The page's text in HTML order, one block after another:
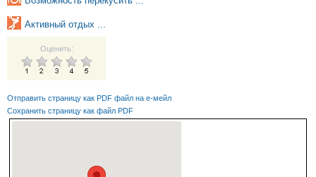
Активный отдых ...
Оценить:
Отправить страницу как PDF файл на е-мейл
Сохранить страницу как файл PDF